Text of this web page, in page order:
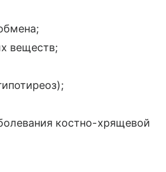
веществ;
костно-хрящевой